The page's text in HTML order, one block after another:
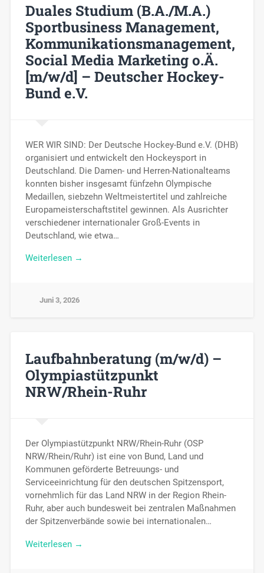
Duales Studium (B.A./M.A.)
Sportbusiness Management,
Kommunikationsmanagement,
Social Media Marketing o.Ä.
[m/w/d] – Deutscher Hockey-
Bund e.V.
WER WIR SIND: Der Deutsche Hockey-Bund e.V. (DHB)
organisiert und entwickelt den Hockeysport in
Deutschland. Die Damen- und Herren-Nationalteams
konnten bisher insgesamt fünfzehn Olympische
Medaillen, siebzehn Weltmeistertitel und zahlreiche
Europameisterschaftstitel gewinnen. Als Ausrichter
verschiedener internationaler Groß-Events in
Deutschland, wie etwa…
Weiterlesen →
Juni 3, 2026
Laufbahnberatung (m/w/d) –
Olympiastützpunkt
NRW/Rhein-Ruhr
Der Olympiastützpunkt NRW/Rhein-Ruhr (OSP
NRW/Rhein/Ruhr) ist eine von Bund, Land und
Kommunen geförderte Betreuungs- und
Serviceeinrichtung für den deutschen Spitzensport,
vornehmlich für das Land NRW in der Region Rhein-
Ruhr, aber auch bundesweit bei zentralen Maßnahmen
der Spitzenverbände sowie bei internationalen…
Weiterlesen →